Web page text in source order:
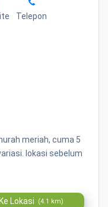
Telepon
meriah, cuma 5
lokasi sebelum
Ke Lokasi (4.1 km)